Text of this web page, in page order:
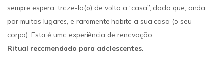
sempre espera, traze-la(o) de volta a “casa”, dado que, anda
por muitos lugares, e raramente habita a sua casa (o seu
corpo). Esta é uma experiência de renovação.
Ritual recomendado para adolescentes.